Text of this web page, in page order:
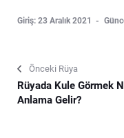
Giriş: 23 Aralık 2021
Önceki Rüya
Rüyada Kule Görmek
Anlama Gelir?